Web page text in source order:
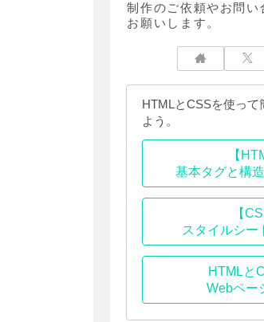
制作のご依頼やお問い
お願いします。
HTMLとCSSを使って
よう。
【
基本タグと構
【
スタイルシー
HTMLと
Webペー